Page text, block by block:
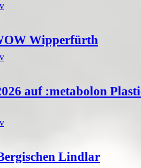
Wipperfürth
auf :metabolon
Lindlar